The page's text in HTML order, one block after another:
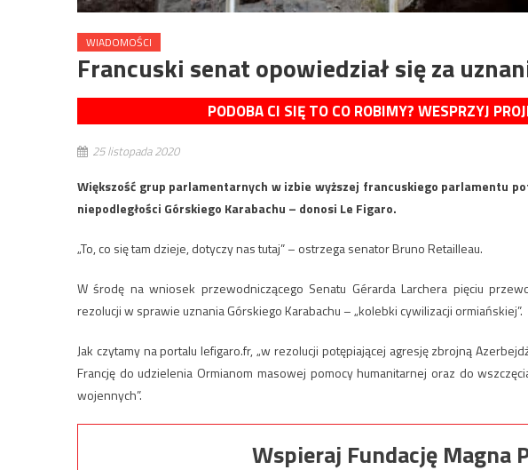
WIADOMOŚCI
Francuski senat opowiedział się za
PODOBA CI SIĘ TO CO ROBIMY? WESPRZYJ
25 listopada 2020
Większość grup parlamentarnych w izbie wyższej francuskiego parlamentu
niepodległości Górskiego Karabachu – donosi Le Figaro.
„To, co się tam dzieje, dotyczy nas tutaj” – ostrzega senator Bruno Retailleau.
W środę na wniosek przewodniczącego Senatu Gérarda Larchera pięciu
rezolucji w sprawie uznania Górskiego Karabachu – „kolebki cywilizacji ormiańskiej”.
Jak czytamy na portalu lefigaro.fr, „w rezolucji potępiającej agresję zbrojną
Francję do udzielenia Ormianom masowej pomocy humanitarnej oraz do
wojennych”.
Wspieraj Fundację Magna